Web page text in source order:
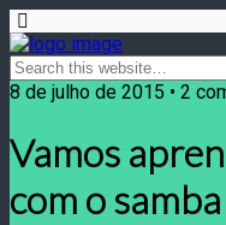
8 de julho de 2015 • 2
Vamos
com o samba